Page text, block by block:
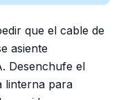
que el cable de
asiente
Desenchufe el
linterna para